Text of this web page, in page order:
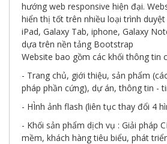
Thế
giới
số
hướng web responsive hiện đại.
hiển thị tốt trên nhiều loại trình
iPad, Galaxy Tab, iphone, Galaxy
dựa trên nền tảng Bootstrap
Website bao gồm các khối thông tin
- Trang chủ, giới thiệu, sản phẩm
pháp phần cứng), dự án, thông tin -
- HÌnh ảnh flash (liên tục thay đổi 4
- Khối sản phẩm dịch vụ : Giải pháp
mềm, khách hàng tiêu biểu, phát